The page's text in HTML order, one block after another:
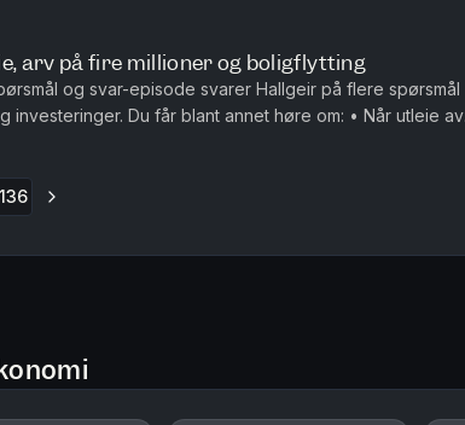
arv på fire millioner og boligflytting
og svar-episode svarer Hallgeir på flere spørsmål
investeringer. Du får blant annet høre om: • Når utleie av
en tomannsbolig kan bli skatte...
136